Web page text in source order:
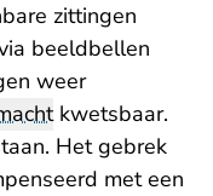
zittingen
beeldbellen
weer
kwetsbaar.
Het gebrek
met een